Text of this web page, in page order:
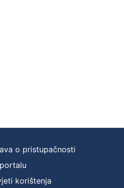
o pristupačnosti
korištenja